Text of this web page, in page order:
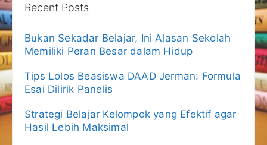
Recent Posts
Bukan Sekadar Belajar, Ini Alasan Sekolah
Memiliki Peran Besar dalam Hidup
Tips Lolos Beasiswa DAAD Jerman: Formula
Esai Dilirik Panelis
Strategi Belajar Kelompok yang Efektif agar
Hasil Lebih Maksimal